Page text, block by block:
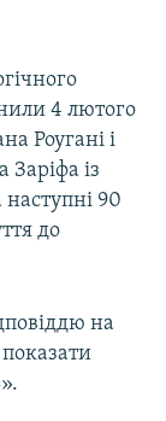
4 лютого
Роугані і
із
90
до
на